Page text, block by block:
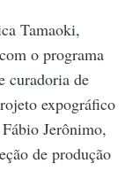
Tamaoki,
o programa
curadoria de
expográfico
Jerônimo,
de produção